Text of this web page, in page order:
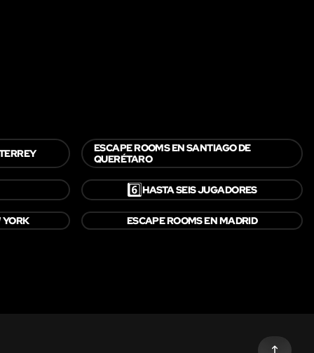
ESCAPE ROOMS EN SANTIAGO DE
QUERÉTARO
6️⃣HASTA SEIS JUGADORES
YORK ESCAPE ROOMS EN MADRID